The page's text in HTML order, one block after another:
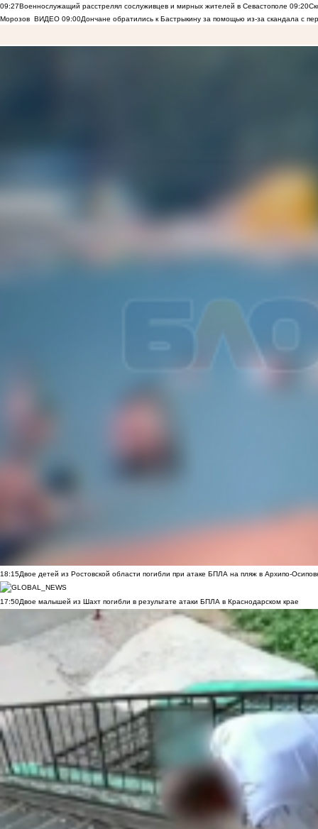
09:27Военнослужащий расстрелял сослуживцев и мирных жителей в Севастополе 09:20
Морозов ВИДЕО 09:00Дончане обратились к Бастрыкину за помощью из-за скандала с
18:15Двое детей из Ростовской области погибли при атаке БПЛА на пляж в Архипо-
17:50Двое малышей из Шахт погибли в результате атаки БПЛА в Краснодарском крае